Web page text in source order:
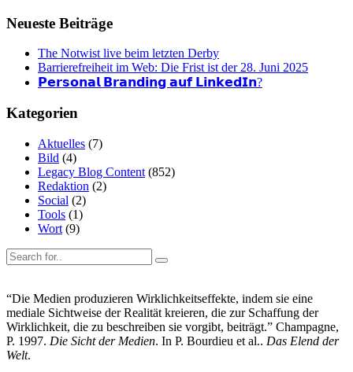
Neueste Beiträge
The Notwist live beim letzten Derby
Barrierefreiheit im Web: Die Frist ist der 28. Juni 2025
𝗣𝗲𝗿𝘀𝗼𝗻𝗮𝗹 𝗕𝗿𝗮𝗻𝗱𝗶𝗻𝗴 𝗮𝘂𝗳 𝗟𝗶𝗻𝗸𝗲𝗱𝗜𝗻?
Kategorien
Aktuelles (7)
Bild (4)
Legacy Blog Content (852)
Redaktion (2)
Social (2)
Tools (1)
Wort (9)
“Die Medien produzieren Wirklichkeitseffekte, indem sie eine
mediale Sichtweise der Realität kreieren, die zur Schaffung der
Wirklichkeit, die zu beschreiben sie vorgibt, beiträgt.” Champagne,
P. 1997. Die Sicht der Medien. In P. Bourdieu et al.. Das Elend der
Welt.